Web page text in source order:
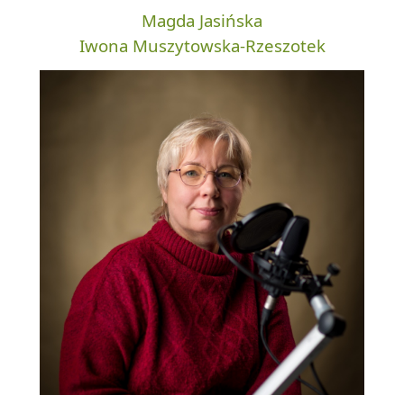
Magda Jasińska
Iwona Muszytowska-Rzeszotek